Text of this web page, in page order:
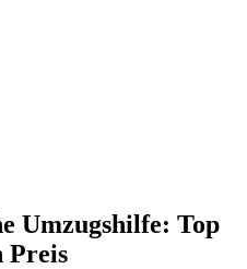
Umzugshilfe: Top
Preis